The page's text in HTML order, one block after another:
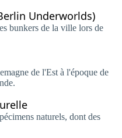
Underworlds)
bunkers de la ville lors de
de l'Est à l'époque de
naturels, dont des